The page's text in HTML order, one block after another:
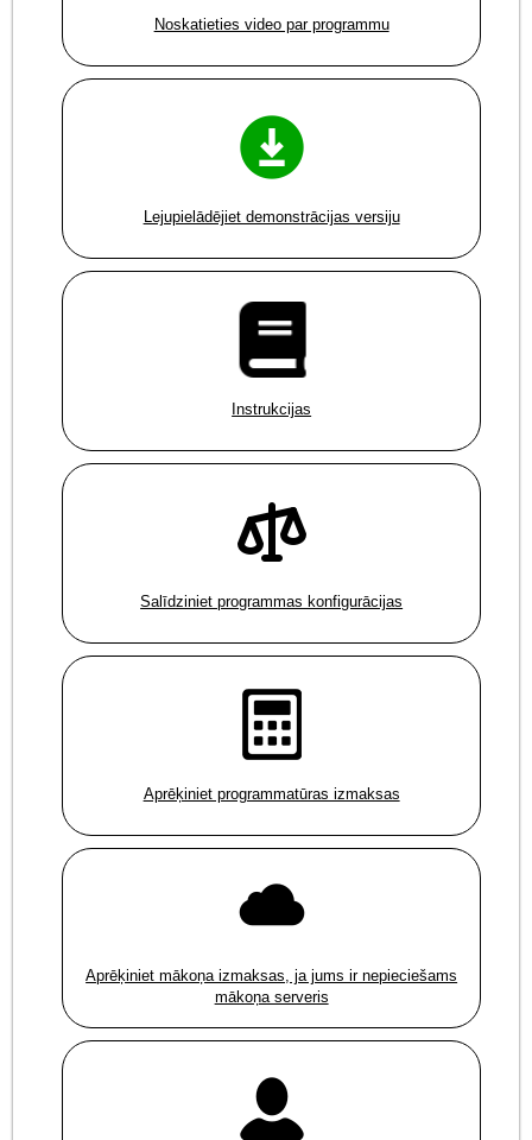
Noskatieties video par programmu
Lejupielādējiet demonstrācijas versiju
Instrukcijas
Salīdziniet programmas konfigurācijas
Aprēķiniet programmatūras izmaksas
Aprēķiniet mākoņa izmaksas, ja jums ir nepieciešams
mākoņa serveris